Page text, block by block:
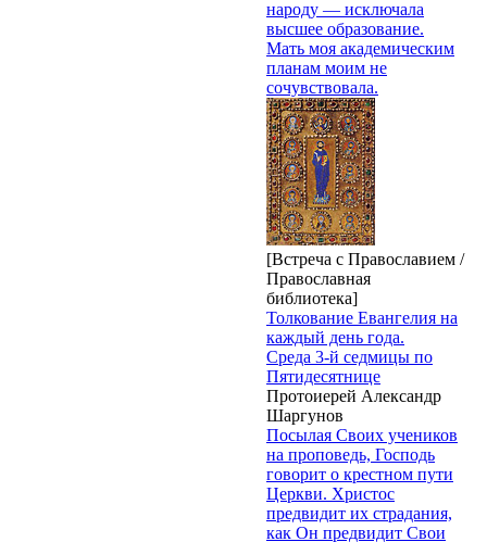
народу — исключала
высшее образование.
Мать моя академическим
планам моим не
сочувствовала.
[Встреча с Православием /
Православная
библиотека]
Толкование Евангелия на
каждый день года.
Среда 3-й седмицы по
Пятидесятнице
Протоиерей Александр
Шаргунов
Посылая Своих учеников
на проповедь, Господь
говорит о крестном пути
Церкви. Христос
предвидит их страдания,
как Он предвидит Свои